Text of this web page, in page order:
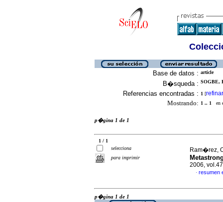
Base de datos : article
B�squeda : SOGBE,
Referencias encontradas : 1 [refinar
Mostrando: 1 .. 1 en
p�gina 1 de 1
1 / 1
selecciona
para imprimir
Ram�rez,
2006,
· resumen
p�gina 1 de 1